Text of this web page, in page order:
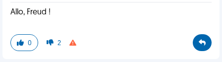
Allo, Freud !
0 2